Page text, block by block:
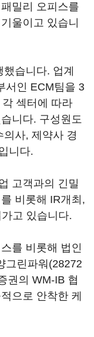
밀리 오피스를
울이고 있습니
습니다. 업계
서인 ECM팀을 3
섹터에 따라
니다. 구성원도
사, 제약사 경
니다.
고객과의 긴밀
비롯해 IR개최,
고 있습니다.
를 비롯해 법인
그린파워(28272
권의 WM-IB 협
으로 안착한 케